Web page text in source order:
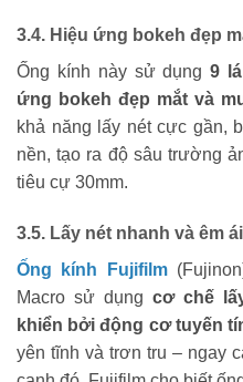
3.4. Hiệu ứng bokeh đẹp
Ống kính này sử dụng9
ứng bokeh đẹp mắt và
khả năng lấy nét cực gần,
nền, tạo ra độ sâu trường
tiêu cự 30mm.
3.5. Lấy nét nhanh và êm
Ống kính Fujifilm
Macro sử dụng cơ chế
khiển bởi động cơ tuyến
yên tĩnh và trơn tru – ngay